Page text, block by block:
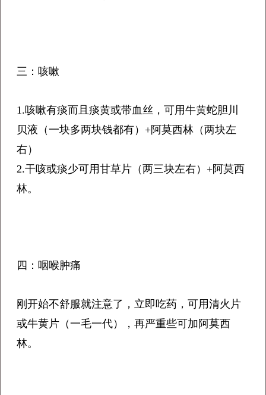
三：咳嗽
1.咳嗽有痰而且痰黄或带血丝，可用牛黄蛇胆川
贝液（一块多两块钱都有）+阿莫西林（两块左
右）
2.干咳或痰少可用甘草片（两三块左右）+阿莫西
林。
四：咽喉肿痛
刚开始不舒服就注意了，立即吃药，可用清火片
或牛黄片（一毛一代），再严重些可加阿莫西
林。